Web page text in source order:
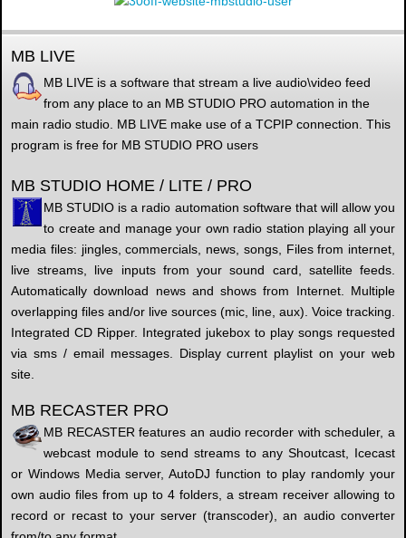
MB LIVE
MB LIVE is a software that stream a live audio\video feed
from any place to an MB STUDIO PRO automation in the
main radio studio. MB LIVE make use of a TCPIP connection. This
program is free for MB STUDIO PRO users
MB STUDIO HOME / LITE / PRO
MB STUDIO is a radio automation software that will allow you
to create and manage your own radio station playing all your
media files: jingles, commercials, news, songs, Files from internet,
live streams, live inputs from your sound card, satellite feeds.
Automatically download news and shows from Internet. Multiple
overlapping files and/or live sources (mic, line, aux). Voice tracking.
Integrated CD Ripper. Integrated jukebox to play songs requested
via sms / email messages. Display current playlist on your web
site.
MB RECASTER PRO
MB RECASTER features an audio recorder with scheduler, a
webcast module to send streams to any Shoutcast, Icecast
or Windows Media server, AutoDJ function to play randomly your
own audio files from up to 4 folders, a stream receiver allowing to
record or recast to your server (transcoder), an audio converter